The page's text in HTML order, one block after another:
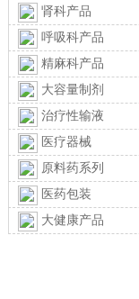
肾科产品
呼吸科产品
精麻科产品
大容量制剂
治疗性输液
医疗器械
原料药系列
医药包装
大健康产品